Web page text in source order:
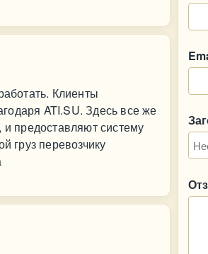
Клиенты
ATI.SU. Здесь все же
предоставляют систему
груз перевозчику